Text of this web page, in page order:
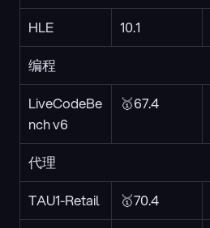
HLE
10.1
编程
LiveCodeBe
nch v6
🥇67.4
代理
TAU1-Retail
🥇70.4